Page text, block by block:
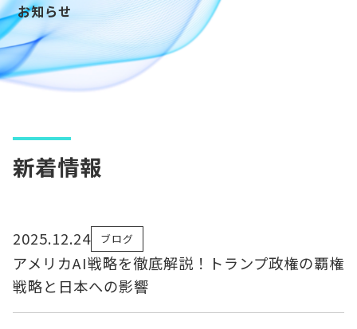
お知らせ
新着情報
2025.12.24 ブログ
アメリカAI戦略を徹底解説！トランプ政権の覇権
戦略と日本への影響